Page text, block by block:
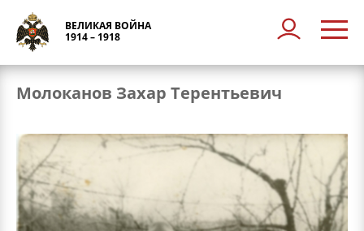
ВЕЛИКАЯ ВОЙНА
1914 – 1918
Молоканов Захар Терентьевич